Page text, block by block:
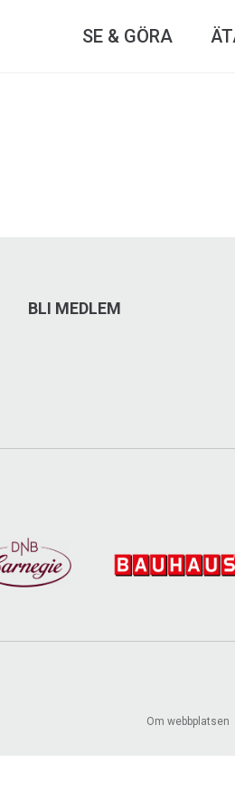
SE & GÖRA
BLI MEDLEM
Om webbplatsen